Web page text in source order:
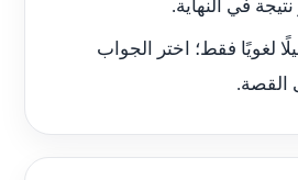
في النهاية.
لغويًا فقط؛ اختر الجواب
القصة.